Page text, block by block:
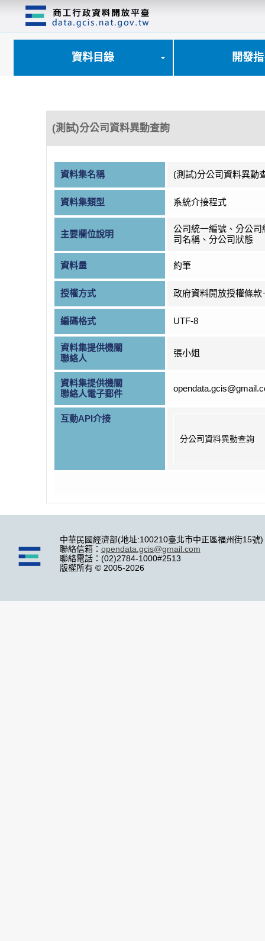
資料目錄 開發
(測試)分公司資料異動查詢
資料集名稱 (測試)分公司資料異動
資料集類型 系統介接程式
主要欄位說明
公司統一編號、分公司
司名稱、分公司狀態
資料量 約筆
授權方式 政府資料開放授權條款
編碼格式 UTF-8
資料集提供機關
聯絡人
張小姐
資料集提供機關
聯絡人電子郵件
互動API介接
分公司資料異動查詢
中華民國經濟部(地址:100210臺北市中正區福州街15號)
聯絡信箱： opendata.gcis@gmail.com
聯絡電話：(02)2784-1000#2513
版權所有 © 2005-2026